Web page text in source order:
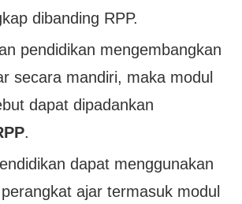
dibanding RPP.
pendidikan mengembangkan
secara mandiri, maka modul
dapat dipadankan
.
dapat menggunakan
ajar termasuk modul